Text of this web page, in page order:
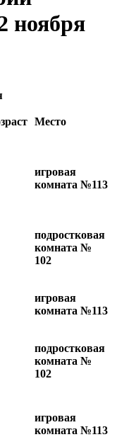
ноября
Место
игровая
комната №113
подростковая
комната №
102
игровая
комната №113
подростковая
комната №
102
игровая
комната №113